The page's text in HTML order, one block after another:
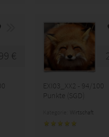
€
EXI03_XX2 - 94/100
Punkte (SGD)
Wirtschaft